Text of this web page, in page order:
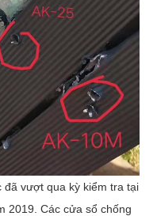
đã vượt qua kỳ kiểm tra tại
2019. Các cửa sổ chống